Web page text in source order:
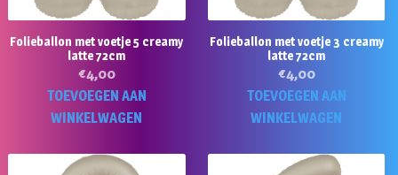
Folieballon met voetje 5 creamy
latte 72cm
€4,00
TOEVOEGEN AAN
WINKELWAGEN
Folieballon met voetje 3 creamy
latte 72cm
€4,00
TOEVOEGEN AAN
WINKELWAGEN